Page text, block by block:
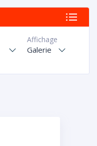
Affichage
Galerie